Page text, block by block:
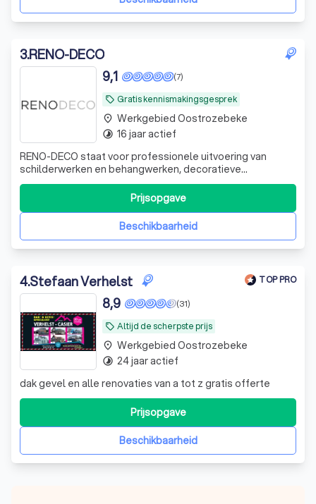
3.RENO-DECO
local_offer Gratis kennismakingsgesprek
(7)
9,1
RENO-DECO staat voor professionele uitvoering van
schilderwerken en behangwerken, decoratieve
(verf)technieken en raamdecoratie voor particulieren en
professionelen. We voeren uw totaalproject uit, maar
nemen evengoed deelopdrachten aan. Wij spitsen ons
vooral toe op nieuwbouwwappartementen en -woni
Beschikbaarheid
Prijsopgave
place Werkgebied Oostrozebeke
timelapse 16 jaar actief
4.Stefaan Verhelst TOP PRO
local_offer Altijd de scherpste prijs
(31)
8,9
dak gevel en alle renovaties van a tot z gratis offerte
Beschikbaarheid
Prijsopgave
place Werkgebied Oostrozebeke
timelapse 24 jaar actief